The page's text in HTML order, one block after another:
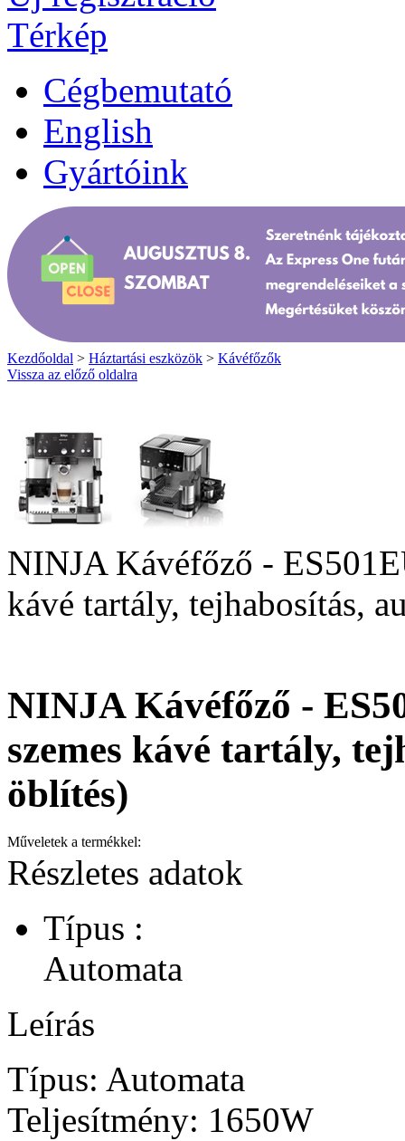
Térkép
Cégbemutató
English
Gyártóink
Kezdőoldal > Háztartási eszközök > Kávéfőzők
Vissza az előző oldalra
NINJA Kávéfőző -
kávé tartály, tejhabosítás,
NINJA Kávéfőző -
szemes kávé tartály,
öblítés)
Műveletek a termékkel:
Részletes adatok
Típus :
Automata
Leírás
Típus: Automata
Teljesítmény: 1650W